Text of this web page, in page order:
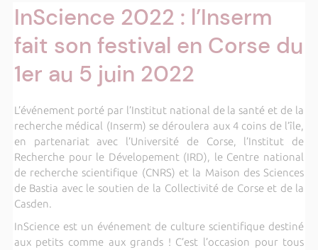
InScience 2022 : l’Inserm
fait son festival en Corse du
1er au 5 juin 2022
L’événement porté par l’Institut national de la santé et de la
recherche médical (Inserm) se déroulera aux 4 coins de l’île,
en partenariat avec l’Université de Corse, l’Institut de
Recherche pour le Dévelopement (IRD), le Centre national
de recherche scientifique (CNRS) et la Maison des Sciences
de Bastia avec le soutien de la Collectivité de Corse et de la
Casden.
InScience est un événement de culture scientifique destiné
aux petits comme aux grands ! C’est l’occasion pour tous